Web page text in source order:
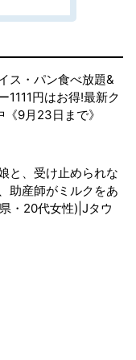
ス・パン食べ放題&
1111円はお得!最新ク
9月23日まで》
と、受け止められな
助産師がミルクをあ
・20代女性)|Jタウ